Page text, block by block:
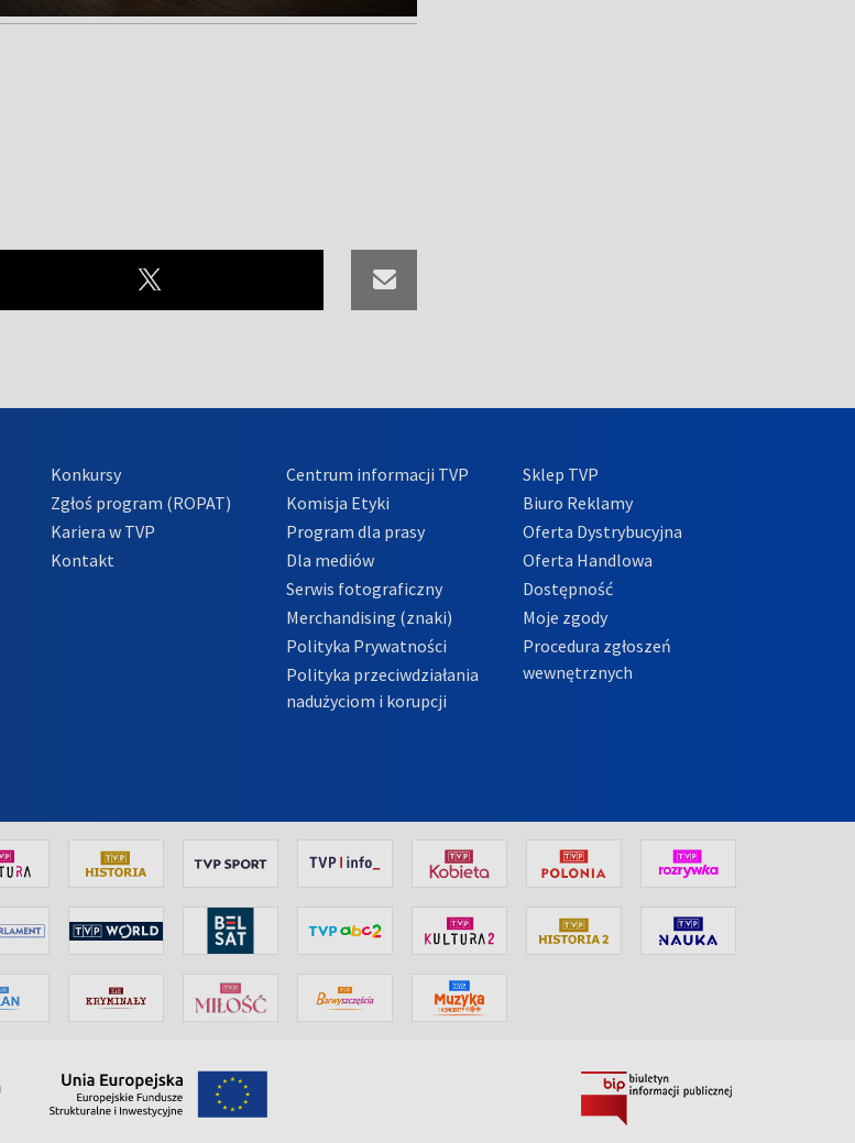
Konkursy
Zgłoś program (ROPAT)
Kariera w TVP
Kontakt
Centrum informacji TVP
Komisja Etyki
Program dla prasy
Dla mediów
Serwis fotograficzny
Merchandising (znaki)
Polityka Prywatności
Polityka przeciwdziałania
nadużyciom i korupcji
Sklep TVP
Biuro Reklamy
Oferta Dystrybucyjna
Oferta Handlowa
Dostępność
Moje zgody
Procedura zgłoszeń
wewnętrznych